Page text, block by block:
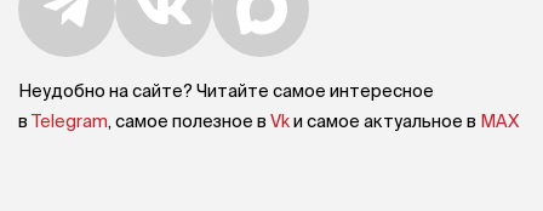
Неудобно на сайте? Читайте самое интересное
в Telegram, самое полезное в Vkи самое актуальное в MAX